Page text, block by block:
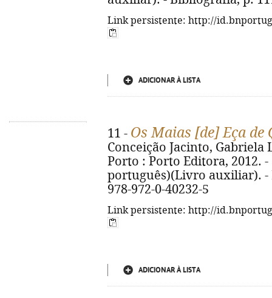
Link persistente: http://
ADICIONAR À LISTA
11 - Os Maias [de] Eça de
Conceição Jacinto, Gabriela
Porto : Porto Editora, 2012.
português)(Livro auxiliar). -
978-972-0-40232-5
Link persistente: http://
ADICIONAR À LISTA